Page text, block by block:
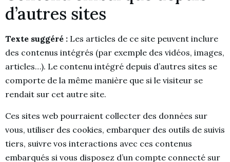
d’autres sites
Texte suggéré : Les articles de ce site peuvent inclure
des contenus intégrés (par exemple des vidéos, images,
articles…). Le contenu intégré depuis d’autres sites se
comporte de la même manière que si le visiteur se
rendait sur cet autre site.
Ces sites web pourraient collecter des données sur
vous, utiliser des cookies, embarquer des outils de suivis
tiers, suivre vos interactions avec ces contenus
embarqués si vous disposez d’un compte connecté sur